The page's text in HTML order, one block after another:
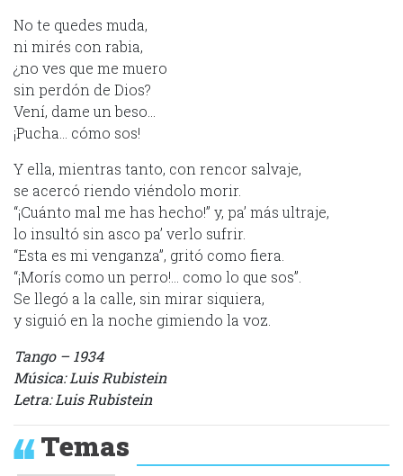
No te quedes muda,
ni mirés con rabia,
¿no ves que me muero
sin perdón de Dios?
Vení, dame un beso…
¡Pucha… cómo sos!
Y ella, mientras tanto, con rencor salvaje,
se acercó riendo viéndolo morir.
“¡Cuánto mal me has hecho!” y, pa’ más ultraje,
lo insultó sin asco pa’ verlo sufrir.
“Esta es mi venganza”, gritó como fiera.
“¡Morís como un perro!… como lo que sos”.
Se llegó a la calle, sin mirar siquiera,
y siguió en la noche gimiendo la voz.
Tango – 1934
Música: Luis Rubistein
Letra: Luis Rubistein
Temas